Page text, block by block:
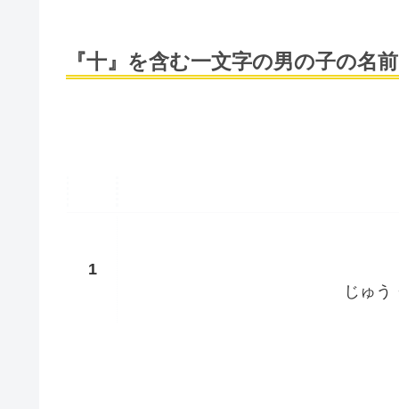
『十』を含む一文字の男の子の名
じゅう